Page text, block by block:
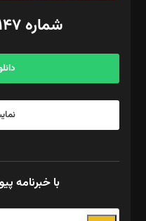
آگهی و مشترکین: ۰۹۱۹۹۹۹۰۴۵۴
شماره ۱۴۷ - مرداد ۱۴۰۵
با خبرنامه